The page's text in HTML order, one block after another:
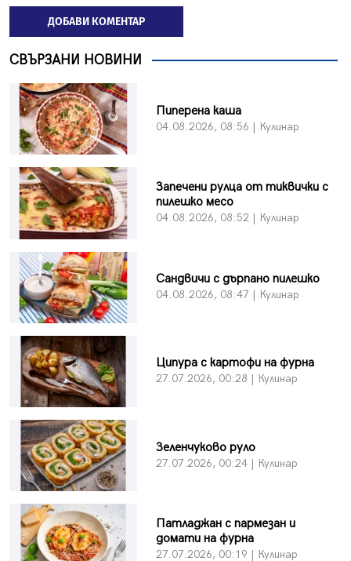
ДОБАВИ КОМЕНТАР
СВЪРЗАНИ НОВИНИ
Пиперена каша
04.08.2026, 08:56 | Кулинар
Запечени рулца от тиквички с
пилешко месо
04.08.2026, 08:52 | Кулинар
Сандвичи с дърпано пилешко
04.08.2026, 08:47 | Кулинар
Ципура с картофи на фурна
27.07.2026, 00:28 | Кулинар
Зеленчуково руло
27.07.2026, 00:24 | Кулинар
Патладжан с пармезан и
домати на фурна
27.07.2026, 00:19 | Кулинар